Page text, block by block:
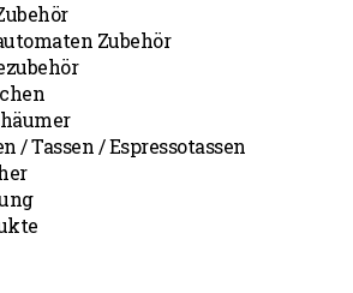
Zubehör
/ Tassen / Espressotassen